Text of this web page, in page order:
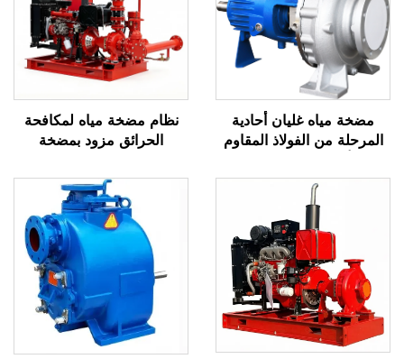
مضخة مياه غليان أحادية
المرحلة من الفولاذ المقاوم
قصوى تبلغ ١٧٥°م وضغطًا
لأنظمة الغلايات والتسخين
الصناعي
نظام مضخة مياه لمكافحة
الحرائق مزود بمضخة
كهربائية وديزل في وحدة
واحدة بسعة ٧٥٠ جالونًا
أمريكيًّا في الدقيقة (GPM)،
ومُركَّبة بالكامل مع جميع
الملحقات.